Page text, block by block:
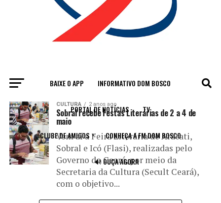
BAIXE O APP INFORMATIVO DOM BOSCO
PORTAL DE NOTÍCIAS TV
CLUBE DE AMIGOS CONHEÇA A FM DOM BOSCO
🔊 OUÇA AGORA
All posts tagged "Aracati"
CULTURA 2 anos ago
Sobral recebe Festas Literárias de 2 a 4 de
maio
Vem aí a Feira Literária de Aracati,
Sobral e Icó (Flasi), realizadas pelo
Governo do Ceará, por meio da
Secretaria da Cultura (Secult Ceará),
com o objetivo...